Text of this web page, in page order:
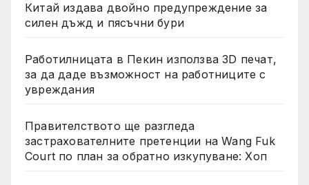
Китай издава двойно предупреждение за
силен дъжд и пясъчни бури
Работилницата в Пекин използва 3D печат,
за да даде възможност на работниците с
увреждания
Правителството ще разгледа
застрахователните претенции на Wang Fuk
Court по план за обратно изкупуване: Хоп